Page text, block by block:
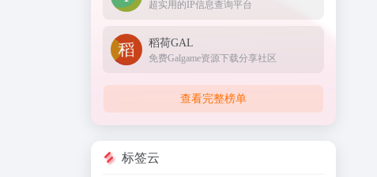
超实用的IP信息查询平台
稻荷GAL
免费Galgame资源下载分享社区
查看完整榜单
标签云